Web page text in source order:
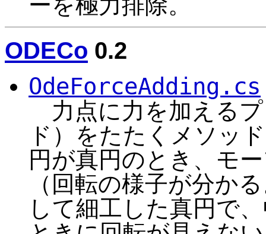
ODECo 0.2
OdeForceAdding.cs
力点に力を加える
ド）をたたくメソッ
円が真円のとき、モ
（回転の様子が分か
して細工した真円で